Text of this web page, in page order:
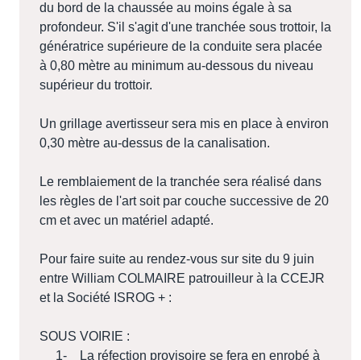
du bord de la chaussée au moins égale à sa
profondeur. S'il s'agit d'une tranchée sous trottoir, la
génératrice supérieure de la conduite sera placée
à 0,80 mètre au minimum au-dessous du niveau
supérieur du trottoir.
Un grillage avertisseur sera mis en place à environ
0,30 mètre au-dessus de la canalisation.
Le remblaiement de la tranchée sera réalisé dans
les règles de l'art soit par couche successive de 20
cm et avec un matériel adapté.
Pour faire suite au rendez-vous sur site du 9 juin
entre William COLMAIRE patrouilleur à la CCEJR
et la Société ISROG + :
SOUS VOIRIE :
1- La réfection provisoire se fera en enrobé à